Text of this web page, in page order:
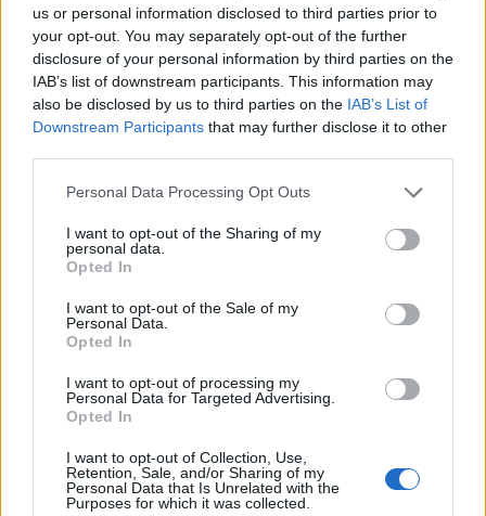
us or personal information disclosed to third parties prior to
your opt-out. You may separately opt-out of the further
disclosure of your personal information by third parties on the
IAB’s list of downstream participants. This information may
also be disclosed by us to third parties on the IAB’s List of
Downstream Participants that may further disclose it to other
Please note that this website/app uses one or more Google
not limited to your visit or usage behaviour. You may click to
grant or deny consent to Google and its third-party tags to
use your data for below specified purposes in below Google
consent section.
Personal Data Processing Opt Outs
I want to opt-out of the Sharing of my
personal data.
Opted In
I want to opt-out of the Sale of my
Personal Data.
Opted In
I want to opt-out of processing my
Personal Data for Targeted Advertising.
Opted In
I want to opt-out of Collection, Use,
Retention, Sale, and/or Sharing of my
Personal Data that Is Unrelated with the
Purposes for which it was collected.